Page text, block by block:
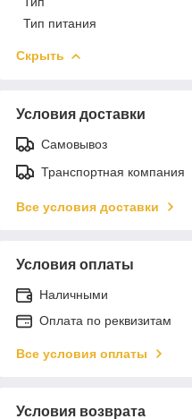
Тип питания
Скрыть
Условия доставки
Самовывоз
Транспортная компания
Все условия доставки
Условия оплаты
Наличными
Оплата по реквизитам
Все условия оплаты
Условия возврата